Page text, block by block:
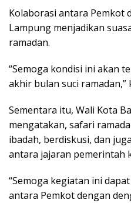
Kolaborasi antara Pemkot
Lampung menjadikan
ramadan.
“Semoga kondisi ini akan
akhir bulan suci ramadan,”
Sementara itu, Wali Kota
mengatakan, safari
ibadah, berdiskusi, dan
antara jajaran pemerintah
“Semoga kegiatan ini
antara Pemkot dengan